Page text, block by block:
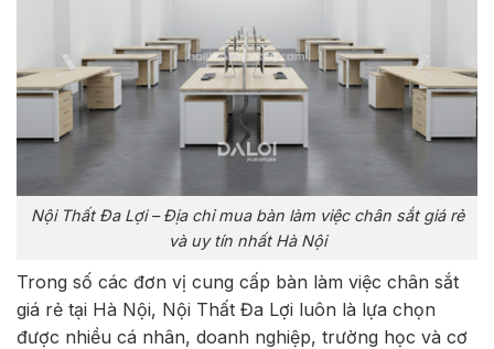
Nội Thất Đa Lợi – Địa chỉ mua bàn làm việc chân sắt giá rẻ
và uy tín nhất Hà Nội
Trong số các đơn vị cung cấp bàn làm việc chân sắt
giá rẻ tại Hà Nội, Nội Thất Đa Lợi luôn là lựa chọn
được nhiều cá nhân, doanh nghiệp, trường học và cơ